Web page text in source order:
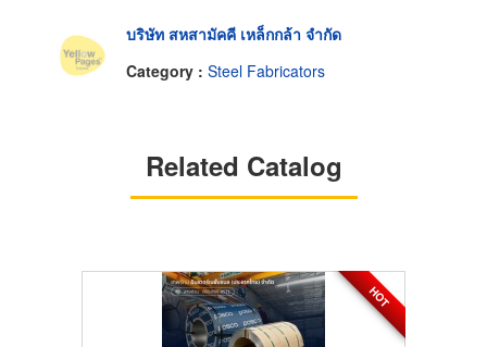
บริษัท สหสามัคคี เหล็กกล้า จำกัด
Category : Steel Fabricators
Related Catalog
HOT